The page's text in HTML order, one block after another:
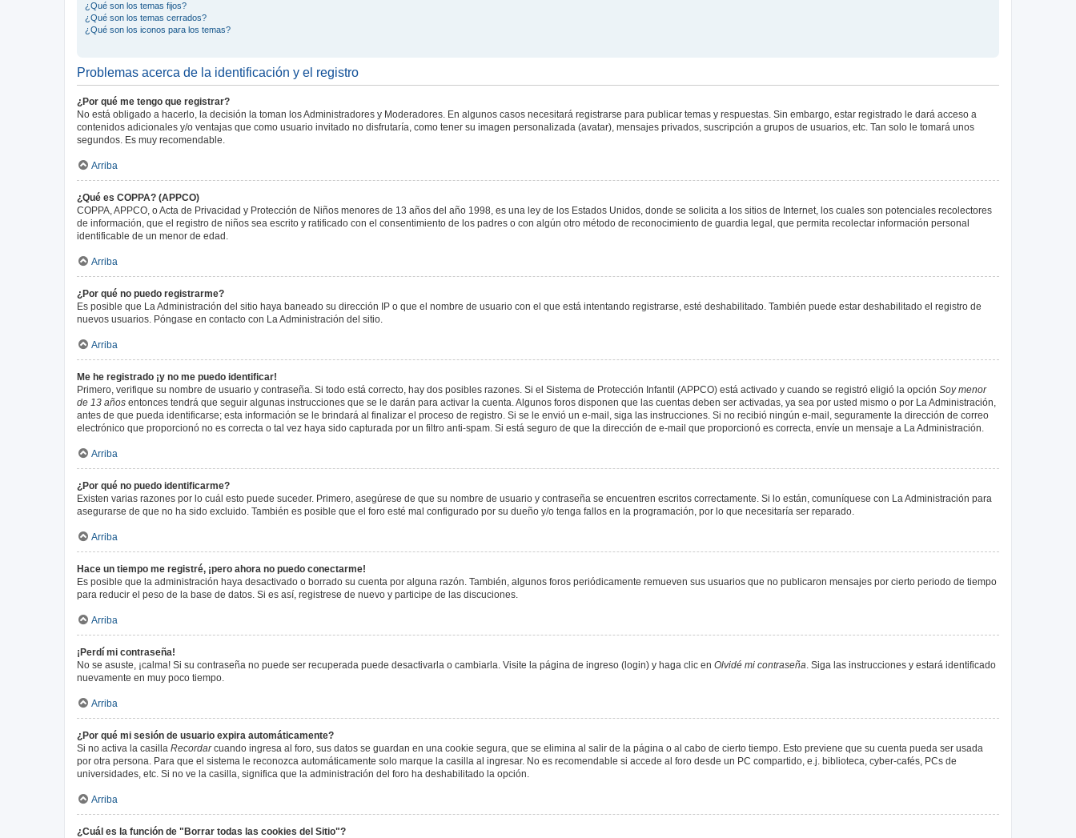
¿Qué son los temas fijos?
¿Qué son los temas cerrados?
¿Qué son los iconos para los temas?
Problemas acerca de la identificación y el registro
¿Por qué me tengo que registrar?
No está obligado a hacerlo, la decisión la toman los Administradores y Moderadores. En algunos casos necesitará registrarse para publicar temas y respuestas. Sin embargo, estar registrado le dará acceso a
contenidos adicionales y/o ventajas que como usuario invitado no disfrutaría, como tener su imagen personalizada (avatar), mensajes privados, suscripción a grupos de usuarios, etc. Tan solo le tomará unos
segundos. Es muy recomendable.
Arriba
¿Qué es COPPA? (APPCO)
COPPA, APPCO, o Acta de Privacidad y Protección de Niños menores de 13 años del año 1998, es una ley de los Estados Unidos, donde se solicita a los sitios de Internet, los cuales son potenciales recolectores
de información, que el registro de niños sea escrito y ratificado con el consentimiento de los padres o con algún otro método de reconocimiento de guardia legal, que permita recolectar información personal
identificable de un menor de edad.
Arriba
¿Por qué no puedo registrarme?
Es posible que La Administración del sitio haya baneado su dirección IP o que el nombre de usuario con el que está intentando registrarse, esté deshabilitado. También puede estar deshabilitado el registro de
nuevos usuarios. Póngase en contacto con La Administración del sitio.
Arriba
Me he registrado ¡y no me puedo identificar!
Primero, verifique su nombre de usuario y contraseña. Si todo está correcto, hay dos posibles razones. Si el Sistema de Protección Infantil (APPCO) está activado y cuando se registró eligió la opción Soy menor
de 13 años entonces tendrá que seguir algunas instrucciones que se le darán para activar la cuenta. Algunos foros disponen que las cuentas deben ser activadas, ya sea por usted mismo o por La Administración,
antes de que pueda identificarse; esta información se le brindará al finalizar el proceso de registro. Si se le envió un e-mail, siga las instrucciones. Si no recibió ningún e-mail, seguramente la dirección de correo
electrónico que proporcionó no es correcta o tal vez haya sido capturada por un filtro anti-spam. Si está seguro de que la dirección de e-mail que proporcionó es correcta, envíe un mensaje a La Administración.
Arriba
¿Por qué no puedo identificarme?
Existen varias razones por lo cuál esto puede suceder. Primero, asegúrese de que su nombre de usuario y contraseña se encuentren escritos correctamente. Si lo están, comuníquese con La Administración para
asegurarse de que no ha sido excluido. También es posible que el foro esté mal configurado por su dueño y/o tenga fallos en la programación, por lo que necesitaría ser reparado.
Arriba
Hace un tiempo me registré, ¡pero ahora no puedo conectarme!
Es posible que la administración haya desactivado o borrado su cuenta por alguna razón. También, algunos foros periódicamente remueven sus usuarios que no publicaron mensajes por cierto periodo de tiempo
para reducir el peso de la base de datos. Si es así, registrese de nuevo y participe de las discuciones.
Arriba
¡Perdí mi contraseña!
No se asuste, ¡calma! Si su contraseña no puede ser recuperada puede desactivarla o cambiarla. Visite la página de ingreso (login) y haga clic en Olvidé mi contraseña. Siga las instrucciones y estará identificado
nuevamente en muy poco tiempo.
Arriba
¿Por qué mi sesión de usuario expira automáticamente?
Si no activa la casilla Recordarcuando ingresa al foro, sus datos se guardan en una cookie segura, que se elimina al salir de la página o al cabo de cierto tiempo. Esto previene que su cuenta pueda ser usada
por otra persona. Para que el sistema le reconozca automáticamente solo marque la casilla al ingresar. No es recomendable si accede al foro desde un PC compartido, e.j. biblioteca, cyber-cafés, PCs de
universidades, etc. Si no ve la casilla, significa que la administración del foro ha deshabilitado la opción.
Arriba
¿Cuál es la función de "Borrar todas las cookies del Sitio"?